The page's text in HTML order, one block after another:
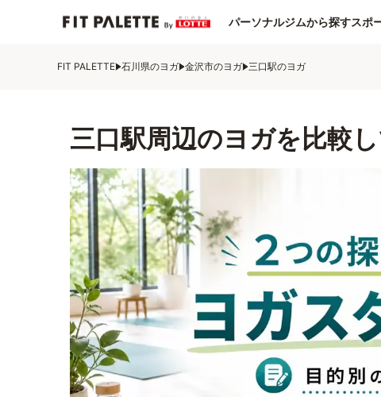
パーソナルジムから探すスポ
FIT PALETTE 石川県のヨガ 金沢市のヨガ 三口駅のヨガ
三口駅周辺のヨガを比較